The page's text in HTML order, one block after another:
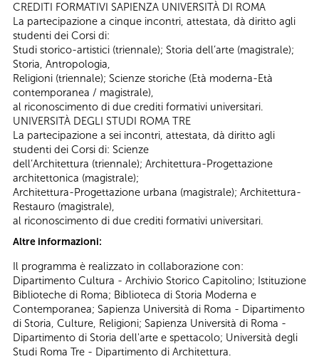
CREDITI FORMATIVI SAPIENZA UNIVERSITÀ DI ROMA
La partecipazione a cinque incontri, attestata, dà diritto agli
studenti dei Corsi di:
Studi storico-artistici (triennale); Storia dell’arte (magistrale);
Storia, Antropologia,
Religioni (triennale); Scienze storiche (Età moderna-Età
contemporanea / magistrale),
al riconoscimento di due crediti formativi universitari.
UNIVERSITÀ DEGLI STUDI ROMA TRE
La partecipazione a sei incontri, attestata, dà diritto agli
studenti dei Corsi di: Scienze
dell’Architettura (triennale); Architettura-Progettazione
architettonica (magistrale);
Architettura-Progettazione urbana (magistrale); Architettura-
Restauro (magistrale),
al riconoscimento di due crediti formativi universitari.
Altre informazioni:
Il programma è realizzato in collaborazione con:
Dipartimento Cultura - Archivio Storico Capitolino; Istituzione
Biblioteche di Roma; Biblioteca di Storia Moderna e
Contemporanea; Sapienza Università di Roma - Dipartimento
di Storia, Culture, Religioni; Sapienza Università di Roma -
Dipartimento di Storia dell'arte e spettacolo; Università degli
Studi Roma Tre - Dipartimento di Architettura.